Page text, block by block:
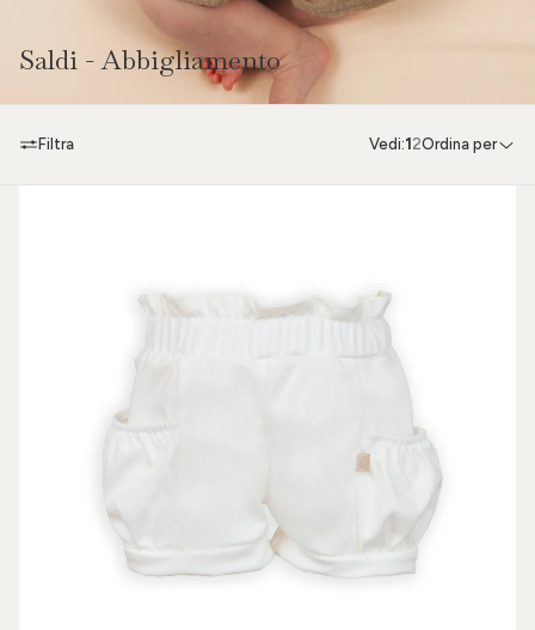
Saldi - Abbigliamento
Filtra Vedi:1 2Ordina per